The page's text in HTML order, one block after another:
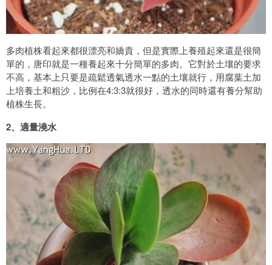
多肉植株看起來都很漂亮和嬌貴，但是實際上養殖起來還是很簡
單的，唐印就是一種養起來十分簡單的多肉。它對於土壤的要求
不高，基本上只要是疏鬆透氣透水一點的土壤就行，用腐葉土加
上培養土和粗沙，比例在4:3:3就很好，透水的同時還有養分幫助
植株生長。
2、適量澆水